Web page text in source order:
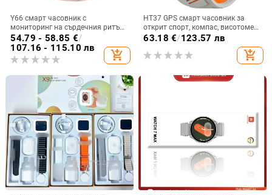
Y66 смарт часовник с
мониторинг на сърдечния ритъм,
измерване на телесна
температура, Bluetooth
разговори, офлайн плащане и
следене на съня
54.79 - 58.85 €/
107.16 - 115.10 лв
add_shopping_cart
HT37 GPS смарт часовник за
открит спорт, компас, висотомер
и барометр, водоустойчив до 30
63.18 €/123.57 лв
add_shopping_cart